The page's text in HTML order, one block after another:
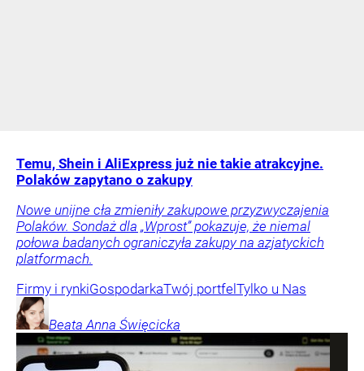
Temu, Shein i AliExpress już nie takie atrakcyjne.
Polaków zapytano o zakupy
Nowe unijne cła zmieniły zakupowe przyzwyczajenia
Polaków. Sondaż dla „Wprost” pokazuje, że niemal
połowa badanych ograniczyła zakupy na azjatyckich
platformach.
Firmy i rynkiGospodarkaTwój portfel Tylko u Nas
Beata Anna Święcicka